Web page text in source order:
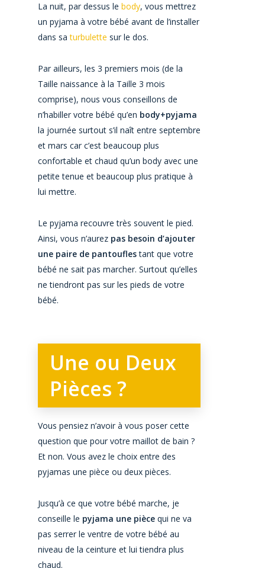
La nuit, par dessus lebody, vous mettrez
un pyjama à votre bébé avant de l’installer
dans saturbulette sur le dos.
Par ailleurs, les 3 premiers mois (de la
Taille naissance à la Taille 3 mois
comprise), nous vous conseillons de
n’habiller votre bébé qu’en body+pyjama
la journée surtout s’il naît entre septembre
et mars car c’est beaucoup plus
confortable et chaud qu’un body avec une
petite tenue et beaucoup plus pratique à
lui mettre.
Le pyjama recouvre très souvent le pied.
Ainsi, vous n’aurez pas besoin d’ajouter
une paire de pantouflestant que votre
bébé ne sait pas marcher. Surtout qu’elles
ne tiendront pas sur les pieds de votre
bébé.
Une ou Deux
Pièces ?
Vous pensiez n’avoir à vous poser cette
question que pour votre maillot de bain ?
Et non. Vous avez le choix entre des
pyjamas une pièce ou deux pièces.
Jusqu’à ce que votre bébé marche, je
conseille le pyjama une pièce qui ne va
pas serrer le ventre de votre bébé au
niveau de la ceinture et lui tiendra plus
chaud.